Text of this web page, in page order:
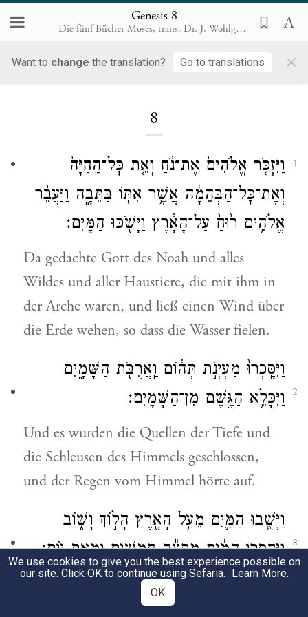
Genesis 8
Die fünf Bücher Moses, trans. Dr. J. Wohlgemuth, Rödelheim 1899 [de]
Want to change the translation? Go to translations ×
8
1
וַיִּזְכֹּ֤ר אֱלֹהִים֙ אֶת־נֹ֔חַ וְאֵ֤ת כׇּל־הַֽחַיָּה֙
וְאֶת־כׇּל־הַבְּהֵמָ֔ה אֲשֶׁ֥ר אִתּ֖וֹ בַּתֵּבָ֑ה וַיַּעֲבֵ֨ר
אֱלֹהִ֥ים ר֙וּחַ֙ עַל־הָאָ֔רֶץ וַיָּשֹׁ֖כּוּ הַמָּֽיִם׃
Da gedachte Gott des Noah und alles
Wildes und aller Haustiere, die mit ihm in
der Arche waren, und ließ einen Wind über
die Erde wehen, so dass die Wasser fielen.
2
וַיִּסָּֽכְרוּ֙ מַעְיְנֹ֣ת תְּה֔וֹם וַֽאֲרֻבֹּ֖ת הַשָּׁמָ֑יִם
וַיִּכָּלֵ֥א הַגֶּ֖שֶׁם מִן־הַשָּׁמָֽיִם׃
Und es wurden die Quellen der Tiefe und
die Schleusen des Himmels geschlossen,
und der Regen vom Himmel hörte auf.
3
וַיָּשֻׁ֧בוּ הַמַּ֛יִם מֵעַ֥ל הָאָ֖רֶץ הָל֣וֹךְ וָשׁ֑וֹב
וַיַּחְסְר֣וּ הַמַּ֔יִם מִקְצֵ֕ה חֲמִשִּׁ֥ים וּמְאַ֖ת יֽוֹם׃
Da verlor sich das Wasser von der Erde
immer mehr und mehr und nahm nach
We use cookies to give you the best experience possible on
our site. Click OK to continue using Sefaria. Learn More.
OK